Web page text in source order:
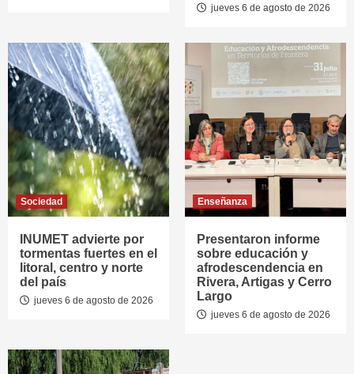
jueves 6 de agosto de 2026
Sociedad
INUMET advierte por
tormentas fuertes en el
litoral, centro y norte
del país
jueves 6 de agosto de 2026
Enseñanza
Presentaron informe
sobre educación y
afrodescendencia en
Rivera, Artigas y Cerro
Largo
jueves 6 de agosto de 2026